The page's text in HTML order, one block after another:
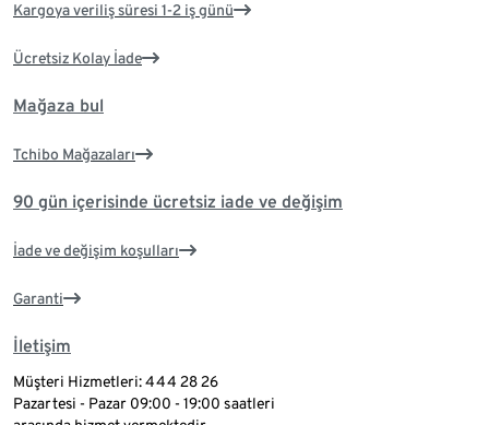
Kargoya veriliş süresi 1-2 iş günü
Ücretsiz Kolay İade
Mağaza bul
Tchibo Mağazaları
90 gün içerisinde ücretsiz iade ve değişim
İade ve değişim koşulları
Garanti
İletişim
Müşteri Hizmetleri: 444 28 26
Pazartesi - Pazar 09:00 - 19:00 saatleri